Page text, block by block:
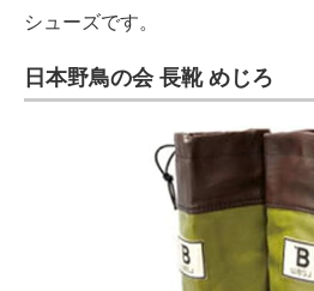
シューズです。
日本野鳥の会 長靴 めじろ